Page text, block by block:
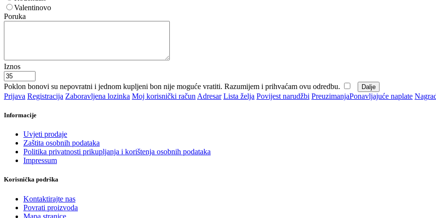
Valentinovo
Poruka
Iznos
Poklon bonovi su nepovratni i jednom kupljeni bon nije moguće vratiti. Razumijem i prihvaćam ovu odredbu.
Prijava Registracija Zaboravljena lozinka Moj korisnički račun Adresar Lista želja Povijest narudžbi PreuzimanjaPonavljajuće naplate
Informacije
Uvjeti prodaje
Zaštita osobnih podataka
Politika privatnosti prikupljanja i korištenja osobnih podataka
Impressum
Korisnička podrška
Kontaktirajte nas
Povrati proizvoda
Mapa stranice